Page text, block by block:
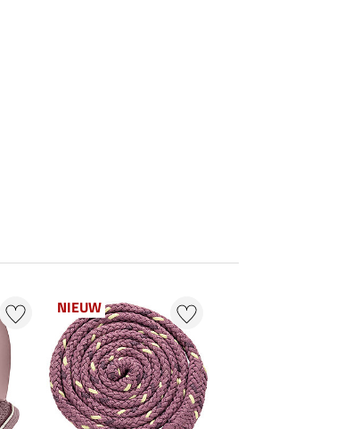
NIEUW